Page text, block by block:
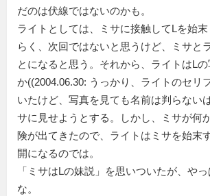
だのは伏線ではないのかも。
ライトとしては、ミサに接触してLを始
らく、次回ではないと思うけど、ミサと
とになると思う。それから、ライトはL
か((2004.06.30: うっかり、ライトのセリ
いたけど、写真を見ても名前は判らない
サに見せようとする。しかし、ミサが何
険が出てきたので、ライトはミサを始末
開になるのでは。
「ミサはLの妹説」を思いついたが、や
な。